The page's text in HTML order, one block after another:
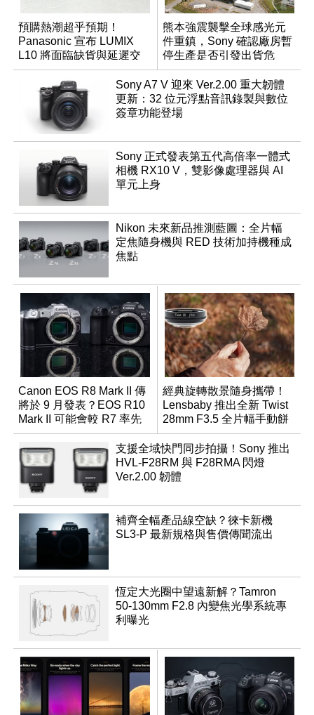
預購熱潮超乎預期！
Panasonic 宣布 LUMIX
L10 將面臨缺貨與延遲交
貨時間
熊本強震襲擊全球感光元
件重鎮，Sony 確認廠房暫
停生產是否引發出貨危
機？
Sony A7 V 迎來 Ver.2.00 重大韌體
更新：32 位元浮點音訊錄製與數位
簽章功能登場
Sony 正式發表第五代高倍率一體式
相機 RX10 V，雙影像處理器與 AI
單元上身
Nikon 未來新品推測藍圖：全片幅
定焦隨身機與 RED 技術加持機種成
焦點
Canon EOS R8 Mark II 傳
將於 9 月發表？EOS R10
Mark II 可能會較 R7 率先
推出
經典旋轉散景隨身攜帶！
Lensbaby 推出全新 Twist
28mm F3.5 全片幅手動餅
乾鏡
支援全域快門同步拍攝！Sony 推出
HVL-F28RM 與 F28RMA 閃燈
Ver.2.00 韌體
補齊全幅產品線空缺？徠卡新機
SL3-P 最新規格與售價傳聞流出
恆定大光圈中望遠新解？Tamron
50-130mm F2.8 內變焦光學系統專
利曝光